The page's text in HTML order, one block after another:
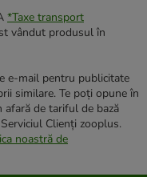
*Taxe transport
vândut produsul în
e-mail pentru publicitate
similare. Te poți opune în
de tariful de bază
Clienți zooplus.
noastră de